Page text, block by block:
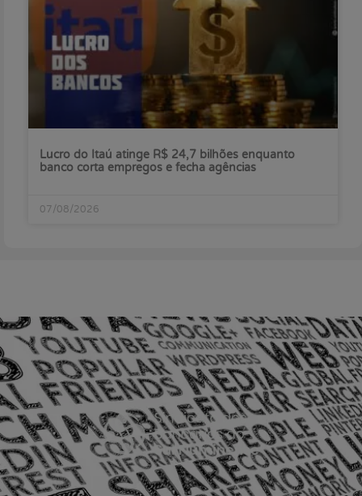
Lucro do Itaú atinge R$ 24,7 bilhões enquanto
banco corta empregos e fecha agências
07/08/2026